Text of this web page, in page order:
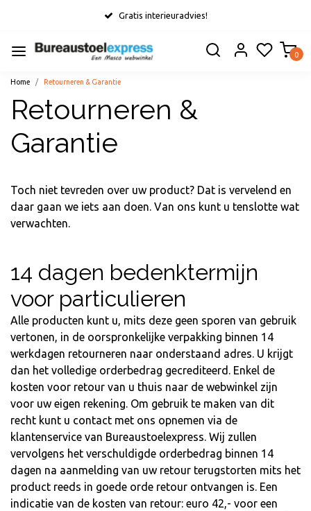
Gratis interieuradvies!
0
Home Retourneren & Garantie
Retourneren &
Garantie
Toch niet tevreden over uw product? Dat is vervelend en
daar gaan we iets aan doen. Van ons kunt u tenslotte wat
verwachten.
14 dagen bedenktermijn
voor particulieren
Alle producten kunt u, mits deze geen sporen van gebruik
vertonen, in de oorspronkelijke verpakking binnen 14
werkdagen retourneren naar onderstaand adres. U krijgt
dan het volledige orderbedrag gecrediteerd. Enkel de
kosten voor retour van u thuis naar de webwinkel zijn
voor uw eigen rekening. Om gebruik te maken van dit
recht kunt u contact met ons opnemen via de
klantenservice van Bureaustoelexpress. Wij zullen
vervolgens het verschuldigde orderbedrag binnen 14
dagen na aanmelding van uw retour terugstorten mits het
product reeds in goede orde retour ontvangen is. Een
indicatie van de kosten van retour: euro 42,- voor een